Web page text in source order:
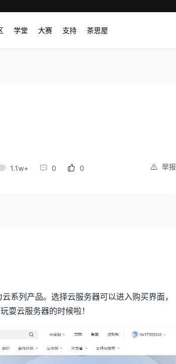
学堂 大赛 支持 茶思屋
举报
1.1w+ 0 0
系列产品。选择云服务器可以进入购买界面，
耍云服务器的时候啦！